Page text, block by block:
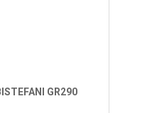
GR290